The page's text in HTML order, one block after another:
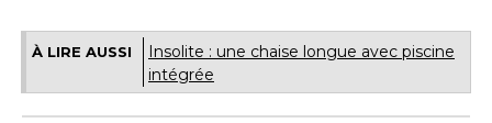
À LIRE AUSSI
Insolite : une chaise longue avec piscine
intégrée